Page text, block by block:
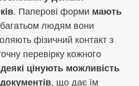
. Паперові форми мають
людям вони
фізичний контакт з
перевірку кожного
деякі цінують можливість
, що дає їм